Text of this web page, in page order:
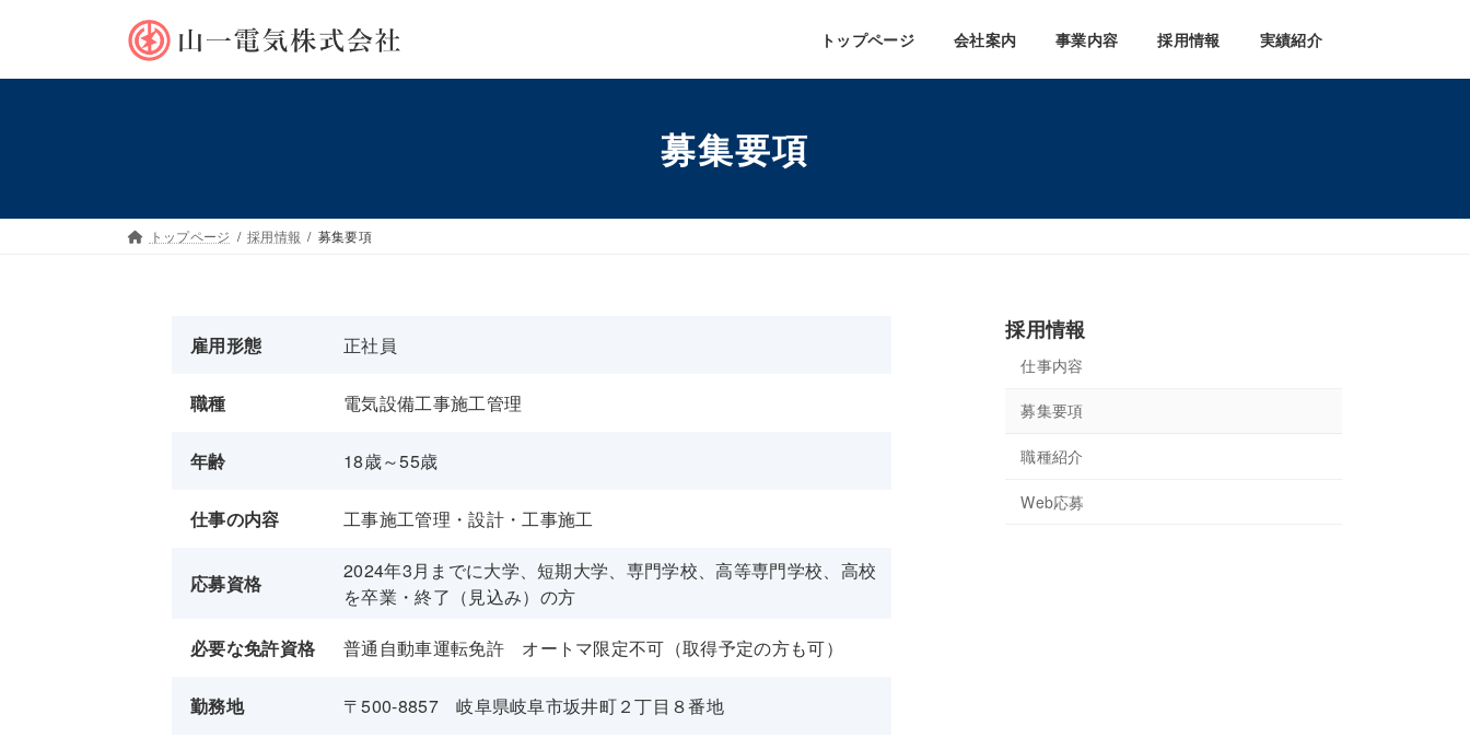
ッ
移
トップページ 会社案内 事業内容 採用情報 実績紹介
募集要項
トップページ 採用情報 募集要項
雇用形態 正社員
職種 電気設備工事施工管理
年齢 18歳～55歳
仕事の内容 工事施工管理・設計・工事施工
応募資格
2024年3月までに大学、短期大学、専門学校、高等専門学校、高校
を卒業・終了（見込み）の方
必要な免許資格 普通自動車運転免許 オートマ限定不可（取得予定の方も可）
勤務地 〒500-8857 岐阜県岐阜市坂井町２丁目８番地
採用情報
仕事内容
募集要項
職種紹介
Web応募